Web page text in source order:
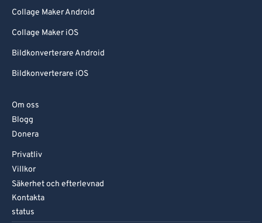
Collage Maker Android
Collage Maker iOS
Bildkonverterare Android
Bildkonverterare iOS
Om oss
Blogg
Donera
Privatliv
Villkor
Säkerhet och efterlevnad
Kontakta
status